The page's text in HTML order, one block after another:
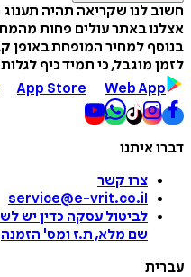
חשוב לנו שקריאה תהיה
אצלנו באתר עולים פחות
בנוסף למחיר המופחת באופן
לזמן מוגבל, כי תמיד כיף
App Store Web App
דברו איתנו
צרו קשר
service@e-vrit.co.il
לביטול עסקה כדין יש
שם מלא, ת.ז ומס' הזמנה
עברית